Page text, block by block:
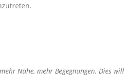
Nähe, mehr Begegnungen. Dies will